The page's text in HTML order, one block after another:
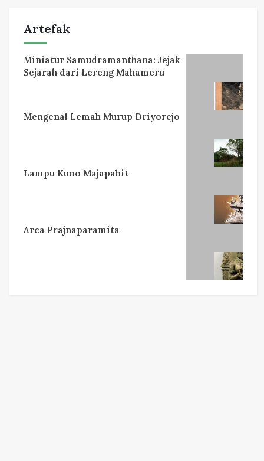
Artefak
Miniatur Samudramanthana: Jejak
Sejarah dari Lereng Mahameru
Mengenal Lemah Murup Driyorejo
Lampu Kuno Majapahit
Arca Prajnaparamita